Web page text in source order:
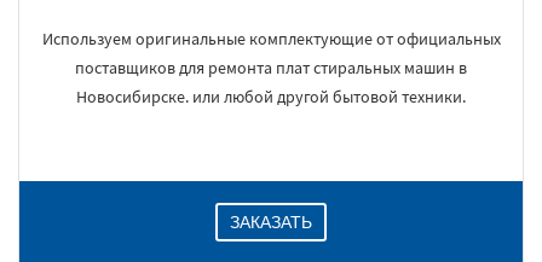
Используем оригинальные комплектующие от официальных
поставщиков для ремонта плат стиральных машин в
Новосибирске. или любой другой бытовой техники.
ЗАКАЗАТЬ